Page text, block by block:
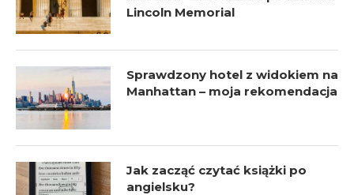
Lincoln Memorial
Sprawdzony hotel z widokiem na
Manhattan – moja rekomendacja
Jak zacząć czytać książki po
angielsku?